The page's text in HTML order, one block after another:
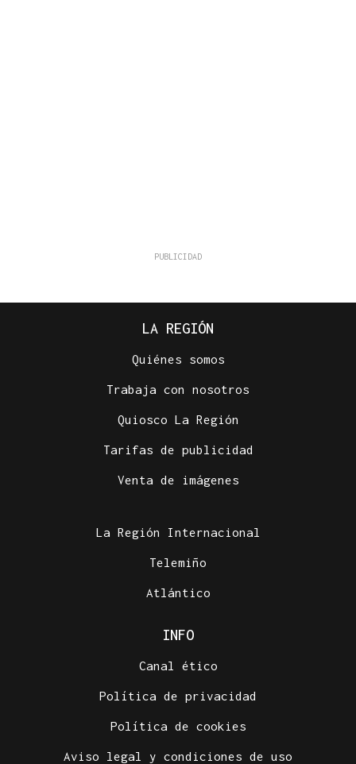
LA REGIÓN
Quiénes somos
Trabaja con nosotros
Quiosco La Región
Tarifas de publicidad
Venta de imágenes
La Región Internacional
Telemiño
Atlántico
INFO
Canal ético
Política de privacidad
Política de cookies
Aviso legal y condiciones de uso